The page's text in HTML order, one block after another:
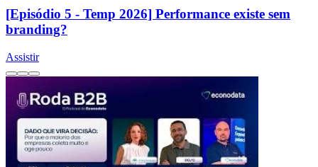
[Episódio 5 - Temp 2026] Performance existe sem
branding?
Assistir